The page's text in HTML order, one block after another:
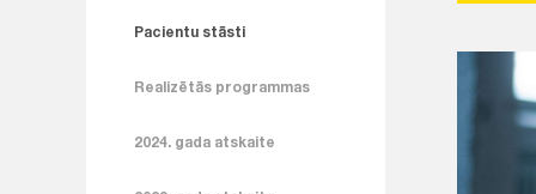
Pacientu stāsti
Realizētās programmas
2024. gada atskaite